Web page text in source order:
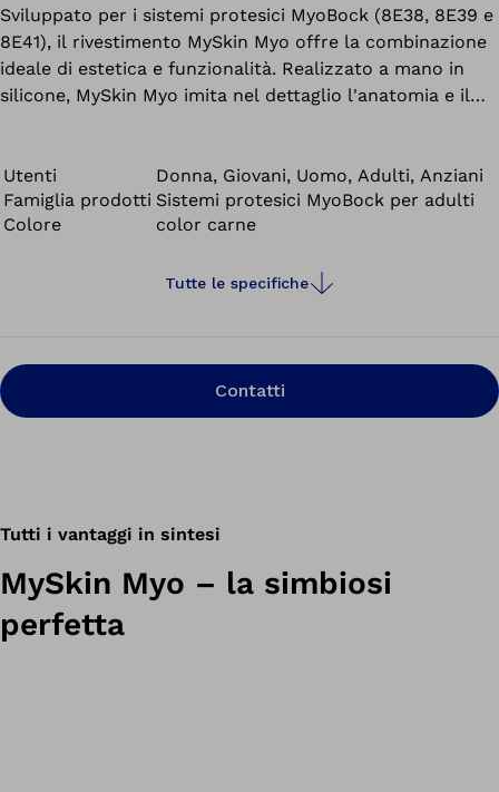
Sviluppato per i sistemi protesici MyoBock (8E38, 8E39 e
8E41), il rivestimento MySkin Myo offre la combinazione
ideale di estetica e funzionalità. Realizzato a mano in
silicone, MySkin Myo imita nel dettaglio l'anatomia e il
Utenti
Donna, Giovani, Uomo, Adulti, Anziani
Famiglia prodotti Sistemi protesici MyoBock per adulti
Colore
color carne
Tutte le specifiche
Contatti
Tutti i vantaggi in sintesi
MySkin Myo – la simbiosi
perfetta